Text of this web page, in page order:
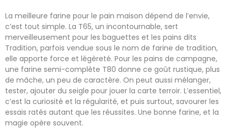
La meilleure farine pour le pain maison dépend de l’envie,
c’est tout simple. La T65, un incontournable, sert
merveilleusement pour les baguettes et les pains dits
Tradition, parfois vendue sous le nom de farine de tradition,
elle apporte force et légèreté. Pour les pains de campagne,
une farine semi-complète T80 donne ce goût rustique, plus
de mâche, un peu de caractère. On peut aussi mélanger,
tester, ajouter du seigle pour jouer la carte terroir. L’essentiel,
c’est la curiosité et la régularité, et puis surtout, savourer les
essais ratés autant que les réussites. Une bonne farine, et la
magie opère souvent.